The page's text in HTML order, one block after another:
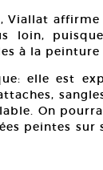
Viallat
loin,
à la peinture
elle est
On
peintes